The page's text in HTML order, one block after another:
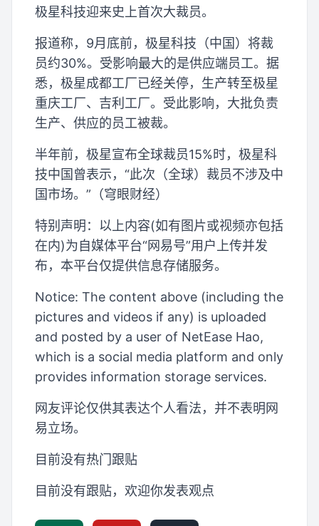
极星科技迎来史上首次大裁员。
报道称，9月底前，极星科技（中国）将裁
员约30%。受影响最大的是供应端员工。据
悉，极星成都工厂已经关停，生产转至极星
重庆工厂、吉利工厂。受此影响，大批负责
生产、供应的员工被裁。
半年前，极星宣布全球裁员15%时，极星科
技中国曾表示，“此次（全球）裁员不涉及中
国市场。”（穹眼财经）
特别声明：以上内容(如有图片或视频亦包括
在内)为自媒体平台“网易号”用户上传并发
布，本平台仅提供信息存储服务。
Notice: The content above (including the
pictures and videos if any) is uploaded
and posted by a user of NetEase Hao,
which is a social media platform and only
provides information storage services.
网友评论仅供其表达个人看法，并不表明网
易立场。
目前没有热门跟贴
目前没有跟贴，欢迎你发表观点